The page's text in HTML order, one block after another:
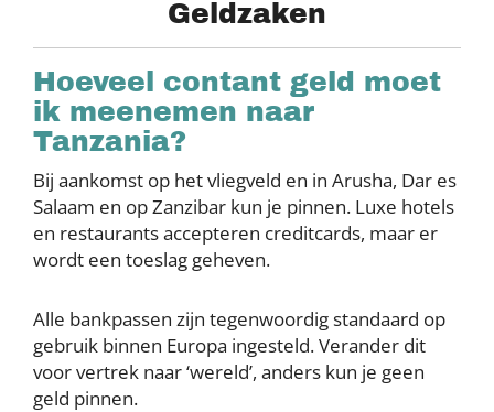
Geldzaken
Hoeveel contant geld moet
ik meenemen naar
Tanzania?
Bij aankomst op het vliegveld en in Arusha, Dar es
Salaam en op Zanzibar kun je pinnen. Luxe hotels
en restaurants accepteren creditcards, maar er
wordt een toeslag geheven.
Alle bankpassen zijn tegenwoordig standaard op
gebruik binnen Europa ingesteld. Verander dit
voor vertrek naar ‘wereld’, anders kun je geen
geld pinnen.